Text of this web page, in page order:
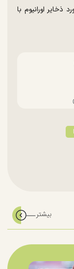
ذخایر اورانیوم با